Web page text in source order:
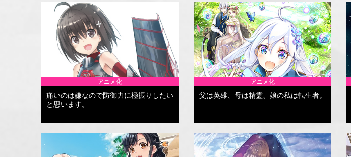
アニメ化
痛いのは嫌なので防御力に極振りしたい
と思います。
アニメ化
父は英雄、母は精霊、娘の私は転生者。